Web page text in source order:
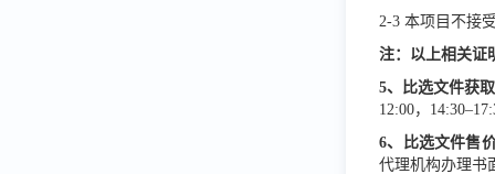
2-3 本项目不接
注：以上相关证
5、 比选文件获
12:00，
6、 比选文件售
代理机构办理书